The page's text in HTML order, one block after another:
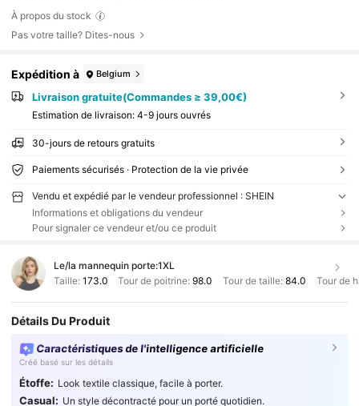
À propos du stock
Pas votre taille? Dites-nous
Expédition à Belgium
Livraison gratuite(Commandes ≥ 39,00€)
Estimation de livraison: 4-9 jours ouvrés
30-jours de retours gratuits
Paiements sécurisés · Protection de la vie privée
Vendu et expédié par le vendeur professionnel : SHEIN
Informations et obligations du vendeur
Pour signaler ce vendeur et/ou ce produit
Le/la mannequin porte:1XL
Taille: 173.0 Tour de poitrine:98.0 Tour de taille: 84.0 Tour de
Détails Du Produit
Caractéristiques de l'intelligence artificielle
Créé basé sur les détails
Étoffe: Look textile classique, facile à porter.
Casual: Un style décontracté pour un porté quotidien.